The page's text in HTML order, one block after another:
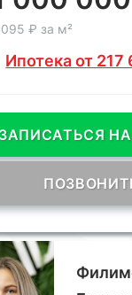
₽ за м²
Ипотека от
ЗАПИСАТЬСЯ